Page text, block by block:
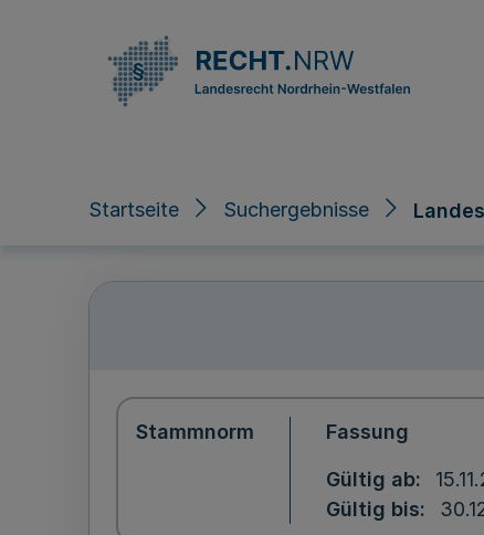
Startseite Suchergebnisse
Stammnorm Fassung
Gültig ab
Gültig bis